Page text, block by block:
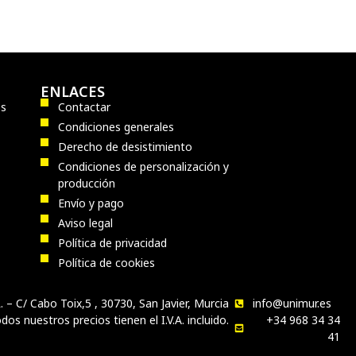
ENLACES
Contactar
Condiciones generales
Derecho de desistimiento
Condiciones de personalización y
producción
Envío y pago
Aviso legal
Política de privacidad
Política de cookies
– C/ Cabo Toix,5 , 30730, San Javier, Murcia
nuestros precios tienen el I.V.A. incluido.
info@unimur.es
+34 968 34 34
41